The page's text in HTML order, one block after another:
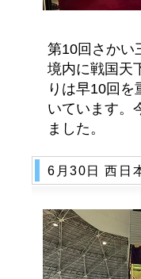
第10回さかい
境内に戦国天
りは早10回
いています。
ました。
6月30日 西日